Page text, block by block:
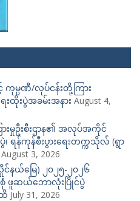
ကုမ္ပဏီ/လုပ်ငန်းတို့ကြား
းပွဲအခမ်းအနား August 4,
းမှုဦးစီးဌာန၏ အလုပ်အကိုင်
ရန်ကုန်စီးပွားရေးတက္ကသိုလ် (ရွာ
August 3, 2026
နယ်မြေ) ၂၀၂၅-၂၀၂၆
စုံ ဖူဆယ်ဘောလုံးပြိုင်ပွဲ
July 31, 2026